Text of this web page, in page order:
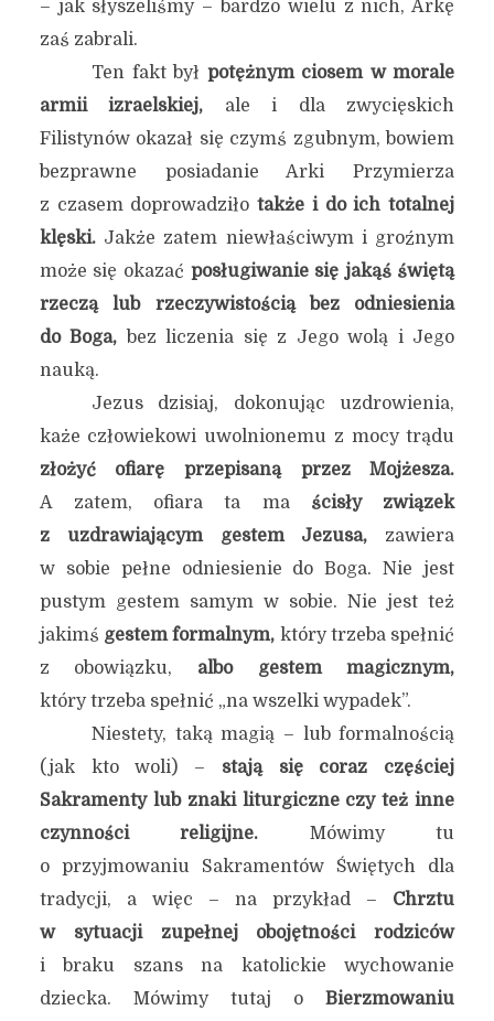
– jak słyszeliśmy – bardzo wielu z nich, Arkę
zaś zabrali.
Ten fakt był potężnym ciosem w morale
armii izraelskiej, ale i dla zwycięskich
Filistynów okazał się czymś zgubnym, bowiem
bezprawne posiadanie Arki Przymierza
z czasem doprowadziłotakże i do ich totalnej
klęski.Jakże zatem niewłaściwym i groźnym
może się okazać posługiwanie się jakąś świętą
rzeczą lub rzeczywistością bez odniesienia
do Boga, bez liczenia się z Jego wolą i Jego
nauką.
Jezus dzisiaj, dokonując uzdrowienia,
każe człowiekowi uwolnionemu z mocy trądu
złożyć ofiarę przepisaną przez Mojżesza.
A zatem, ofiara ta ma ścisły związek
z uzdrawiającym gestem Jezusa, zawiera
w sobie pełne odniesienie do Boga. Nie jest
pustym gestem samym w sobie. Nie jest też
jakimś gestem formalnym, który trzeba spełnić
z obowiązku, albo gestem magicznym,
który trzeba spełnić „na wszelki wypadek”.
Niestety, taką magią – lub formalnością
(jak kto woli) – stają się coraz częściej
Sakramenty lub znaki liturgiczne czy też inne
czynności religijne. Mówimy tu
o przyjmowaniu Sakramentów Świętych dla
tradycji, a więc – na przykład – Chrztu
w sytuacji zupełnej obojętności rodziców
i braku szans na katolickie wychowanie
dziecka. Mówimy tutaj oBierzmowaniu